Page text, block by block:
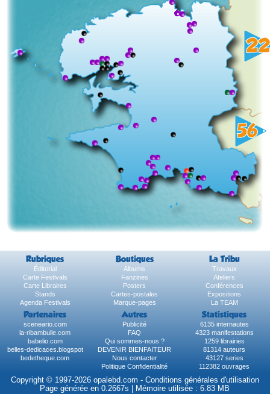
Rubriques Boutiques La Tribu
Éditorial Albums
Travaux
Carte Festivals
Fanzines
Ateliers
Carte Libraires
Posters
Conférences
Stands
Cartes-postales
Expositions
Agenda Festivals
Marque-pages La TEAM
Partenaires Autres Statistiques
sceneario.com Publicité
6135 internautes
la-ribambulle.com
FAQ
4323 manifestations
babelio.com
Qui sommes-nous ?
1259 librairies
belles-dedicaces.blogspot
DEVENIR BIENFAITEUR
81314 auteurs
bedetheque.com
Nous contacter
43127 series
Politique Confidentialité
112382 ouvrages
Copyright © 1997-2026 opalebd.com - Conditions générales d'utilisation
Page générée en 0.2667s | Mémoire utilisée : 6.83 MB